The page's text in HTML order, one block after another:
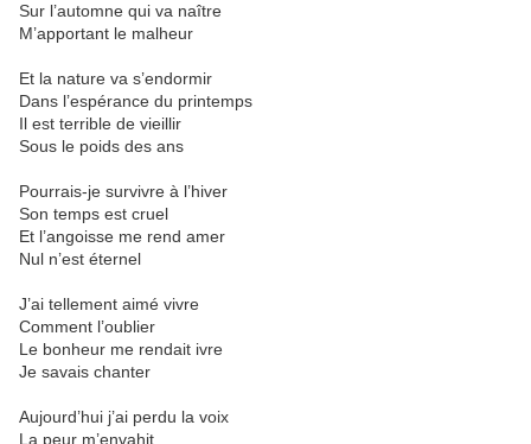
Sur l’automne qui va naître
M’apportant le malheur
Et la nature va s’endormir
Dans l’espérance du printemps
Il est terrible de vieillir
Sous le poids des ans
Pourrais-je survivre à l’hiver
Son temps est cruel
Et l’angoisse me rend amer
Nul n’est éternel
J’ai tellement aimé vivre
Comment l’oublier
Le bonheur me rendait ivre
Je savais chanter
Aujourd’hui j’ai perdu la voix
La peur m’envahit